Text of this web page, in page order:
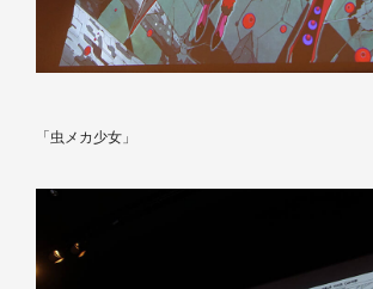
「虫メカ少女」